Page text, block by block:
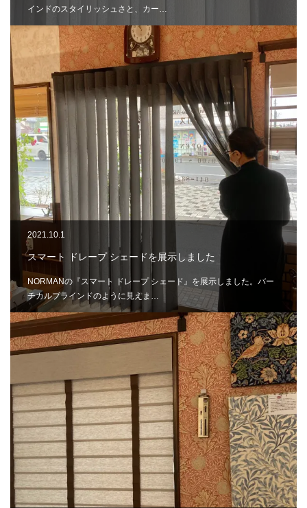
インドのスタイリッシュさと、カー…
2021.10.1
スマート ドレープ シェードを展示しました
NORMANの『スマート ドレープ シェード』を展示しました。バー
チカルブラインドのように見えま…